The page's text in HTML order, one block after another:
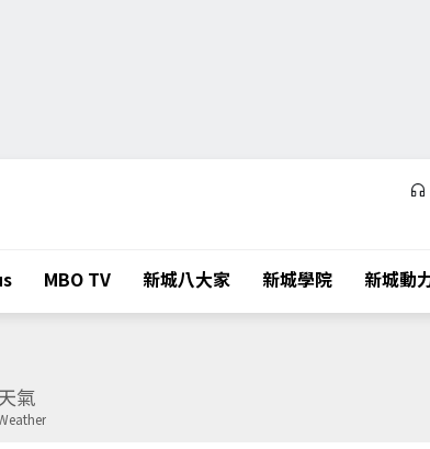
MBO TV 新城八大家 新城學院 新城動
氣